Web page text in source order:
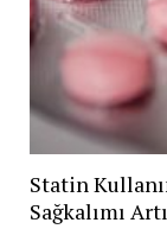
Statin
Sağkalımı